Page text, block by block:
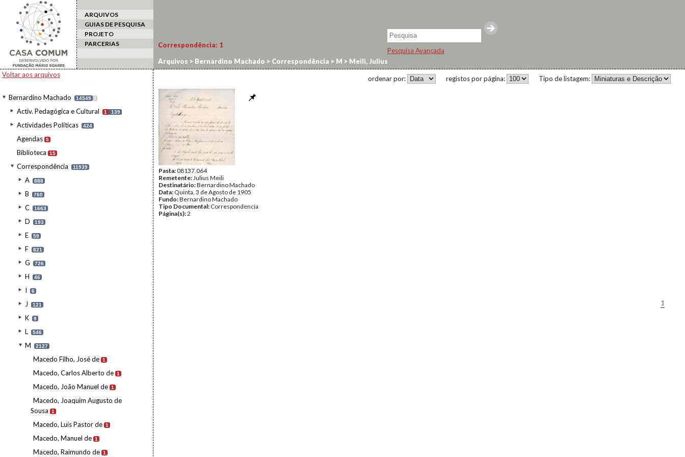
ARQUIVOS
GUIAS DE PESQUISA
PROJETO
PARCERIAS
Pesquisa Avançada
Voltar aos arquivos
Bernardino Machado 14549 I
Activ. Pedagógica e Cultural 1 139
Actividades Políticas 424
Agendas 5
Biblioteca 15
Correspondência 11939
A 888
B 760
C 1663
D 193
E 59
F 821
G 726
H 46
I 6
J 121
K 9
L 546
M 2127
Macedo Filho, José de 1
Macedo, Carlos Alberto de 1
Macedo, João Manuel de 1
Macedo, Joaquim Augusto de
Sousa
1
Macedo, Luís Pastor de 1
Macedo, Manuel de 1
Macedo, Raimundo de 1
Correspondência: 1
Arquivos > Bernardino Machado > Correspondência > M > Meili, Julius
Tipo de listagem:
registos por página:
ordenar por:
Pasta:08137.064
Remetente:Julius Meili
Destinatário:Bernardino Machado
Data: Quinta, 3 de Agosto de 1905
Fundo:Bernardino Machado
Tipo Documental: Correspondencia
Página(s):2
1